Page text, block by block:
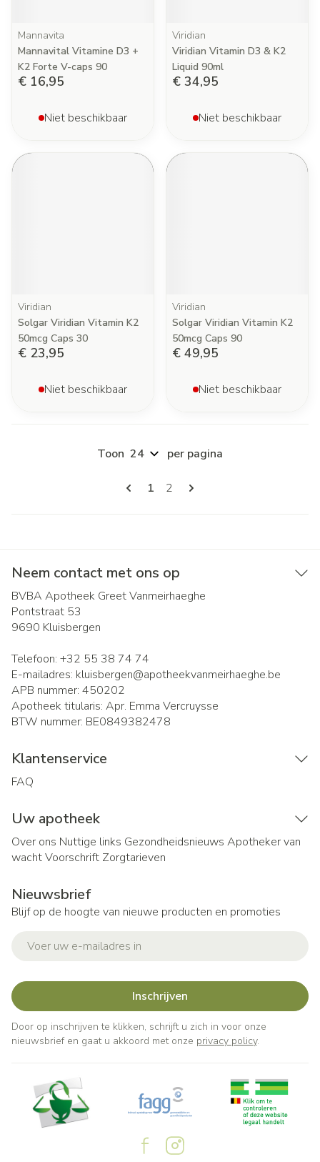
Mannavita
Mannavital Vitamine D3 +
K2 Forte V-caps 90
€ 16,95
Niet beschikbaar
Viridian
Viridian Vitamin D3 & K2
Liquid 90ml
€ 34,95
Niet beschikbaar
Viridian
Solgar Viridian Vitamin K2
50mcg Caps 30
€ 23,95
Niet beschikbaar
Viridian
Solgar Viridian Vitamin K2
50mcg Caps 90
€ 49,95
Niet beschikbaar
Pagina's
U lees momenteel pagina
1 Pagina
2
Toon per pagina
Neem contact met ons op
BVBA Apotheek Greet Vanmeirhaeghe
Pontstraat 53
9690 Kluisbergen
Telefoon: +32 55 38 74 74
E-mailadres: kluisbergen@apotheekvanmeirhaeghe.be
APB nummer: 450202
Apotheek titularis: Apr. Emma Vercruysse
BTW nummer: BE0849382478
Klantenservice
FAQ
Uw apotheek
Over ons Nuttige links Gezondheidsnieuws Apotheker van
wachtVoorschrift Zorgtarieven
Nieuwsbrief
Blijf op de hoogte van nieuwe producten en promoties
Inschrijven
Door op inschrijven te klikken, schrijft u zich in voor onze
nieuwsbrief en gaat u akkoord met onze privacy policy.